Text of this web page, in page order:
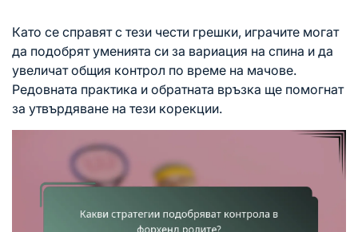
Като се справят с тези чести грешки, играчите могат
да подобрят уменията си за вариация на спина и да
увеличат общия контрол по време на мачове.
Редовната практика и обратната връзка ще помогнат
за утвърдяване на тези корекции.